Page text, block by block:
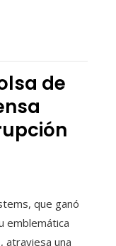
de
que ganó
emblemática
atraviesa una